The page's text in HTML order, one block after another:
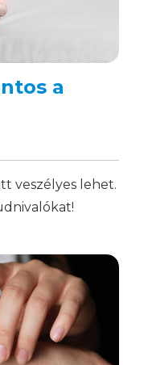
a
veszélyes lehet.